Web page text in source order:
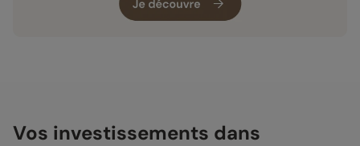
Vos investissements dans